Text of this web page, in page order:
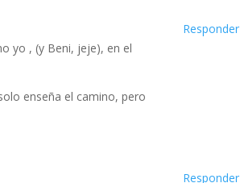
yo , (y Beni, jeje), en el
enseña el camino, pero
Responder
Responder